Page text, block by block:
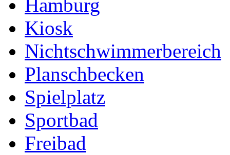
Hamburg
Kiosk
Nichtschwimmerbereich
Planschbecken
Spielplatz
Sportbad
Freibad